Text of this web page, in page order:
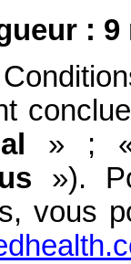
: 9
» ;
»).
vous